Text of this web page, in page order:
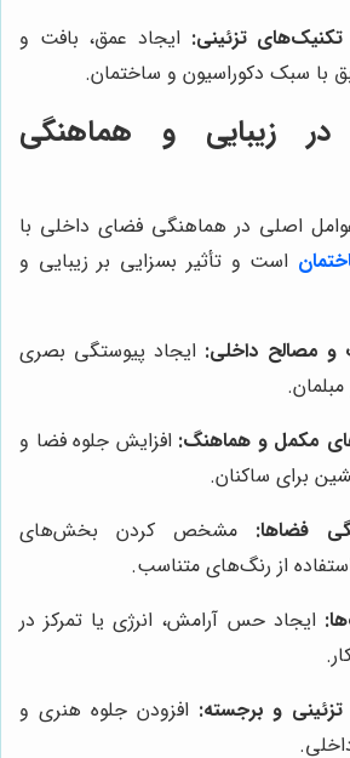
تکنیک‌های تزئینی: ایجاد عمق، بافت و
با سبک دکوراسیون و ساختمان.
زیبایی و هماهنگی
اصلی در هماهنگی فضای داخلی با
است و تأثیر بسزایی بر زیبایی و
و مصالح داخلی: ایجاد پیوستگی بصری
مکمل و هماهنگ: افزایش جلوه فضا و
برای ساکنان.
فضاها: مشخص کردن بخش‌های
از رنگ‌های متناسب.
ایجاد حس آرامش، انرژی یا تمرکز در
تزئینی و برجسته: افزودن جلوه هنری و